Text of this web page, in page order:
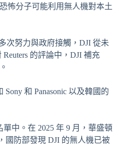
怖分子可能利用無人機對本土
次努力與政府接觸，DJI 從未
的評論中，DJI 補充
和 Panasonic 以及韓國的
中。在 2025 年 9 月，華盛頓
國防部發現 DJI 的無人機已被